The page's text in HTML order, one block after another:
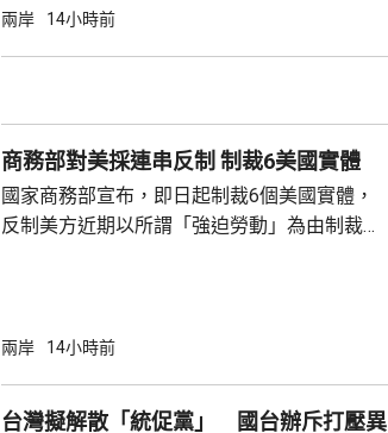
安全和利益、履行防擴散等國際義務，決定對
台新限制措施 將進一步反制 商務部發言人表
示，中美元首去年10月釜山會晤...
兩岸 14小時前
商務部對美採連串反制 制裁6美國實體
國家商務部宣布，即日起制裁6個美國實體，
反制美方近期以所謂「強迫勞動」為由制裁中
的公司。 商務部批評，美方近期的制裁嚴重違
主權、安全、發展利益；6個美國實體協助、
兩岸 14小時前
台灣擬解散「統促黨」 國台辦斥打壓異